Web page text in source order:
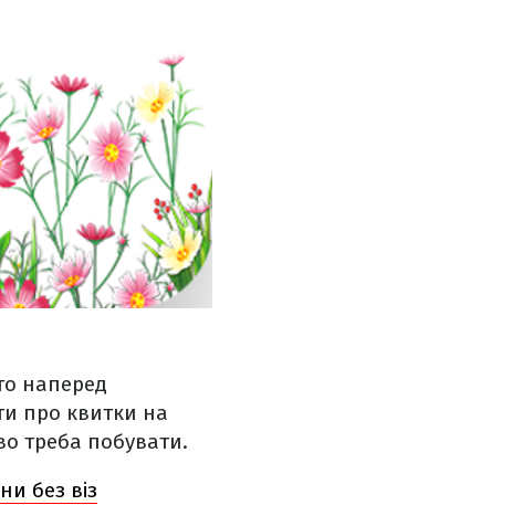
наперед
про квитки на
треба побувати.
без віз